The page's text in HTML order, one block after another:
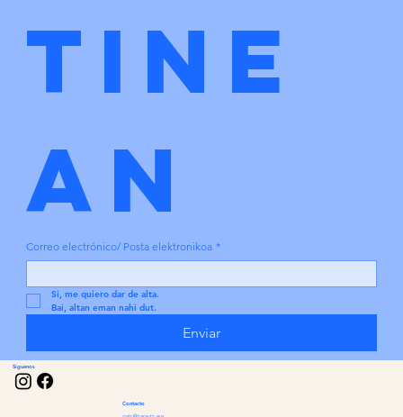
tine
an
Correo electrónico/ Posta elektronikoa *
Si, me quiero dar de alta.
Bai, altan eman nahi dut.
Enviar
Contacto
Síguenos